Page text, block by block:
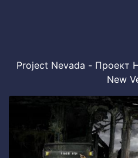
Project Nevada - Проект
New